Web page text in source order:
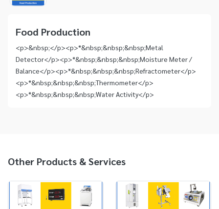
Food Production
<p>&nbsp;</p><p>*&nbsp;&nbsp;&nbsp;Metal
Detector</p><p>*&nbsp;&nbsp;&nbsp;Moisture Meter /
Balance</p><p>*&nbsp;&nbsp;&nbsp;Refractometer</p>
<p>*&nbsp;&nbsp;&nbsp;Thermometer</p>
<p>*&nbsp;&nbsp;&nbsp;Water Activity</p>
Other Products & Services